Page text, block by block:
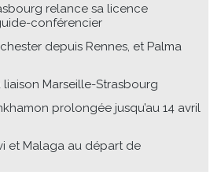
relance sa licence
conférencier
depuis Rennes, et Palma
Marseille-Strasbourg
prolongée jusqu’au 14 avril
et Malaga au départ de